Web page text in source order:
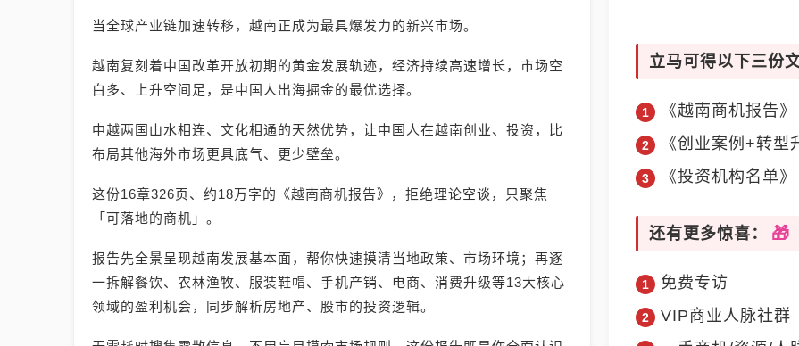
当全球产业链加速转移，越南正成为最具爆发力的新兴市场。
越南复刻着中国改革开放初期的黄金发展轨迹，经济持续高速增长，市场空
白多、上升空间足，是中国人出海掘金的最优选择。
中越两国山水相连、文化相通的天然优势，让中国人在越南创业、投资，比
布局其他海外市场更具底气、更少壁垒。
这份16章326页、约18万字的《越南商机报告》，拒绝理论空谈，只聚焦
「可落地的商机」。
报告先全景呈现越南发展基本面，帮你快速摸清当地政策、市场环境；再逐
一拆解餐饮、农林渔牧、服装鞋帽、手机产销、电商、消费升级等13大核心
领域的盈利机会，同步解析房地产、股市的投资逻辑。
立马可得以下三份文
《越南商机报告》
《创业案例+转型
《投资机构名单》
还有更多惊喜：
免费专访
VIP商业人脉社群